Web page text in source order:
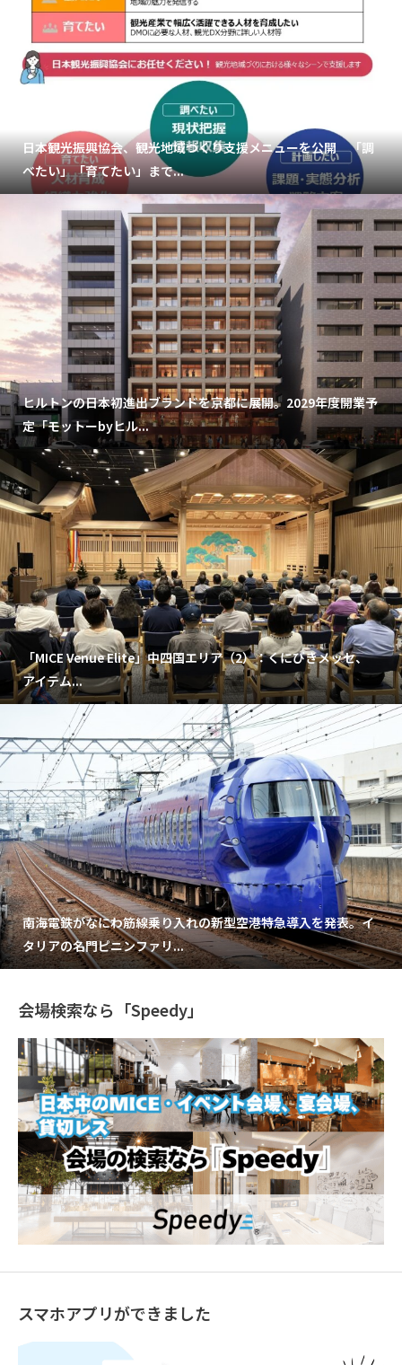
日本観光振興協会、観光地域づくり支援メニューを公開 「調
べたい」「育てたい」まで...
ヒルトンの日本初進出ブランドを京都に展開。2029年度開業予
定「モットーbyヒル...
「MICE Venue Elite」中四国エリア（2）：くにびきメッセ、
アイテム...
南海電鉄がなにわ筋線乗り入れの新型空港特急導入を発表。イ
タリアの名門ピニンファリ...
会場検索なら「Speedy」
スマホアプリができました